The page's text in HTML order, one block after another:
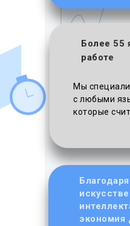
Более 55
работе
Мы
с любыми
которые
экономия